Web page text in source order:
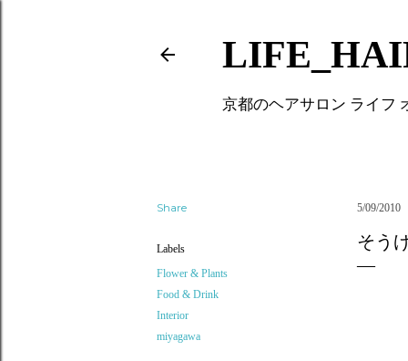
京都のヘアサロン ライフ
Share
Labels
Flower & Plants
Food & Drink
Interior
miyagawa
5/09/2010
そう